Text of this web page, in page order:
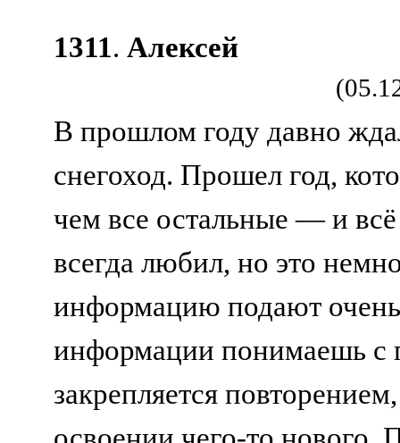
1311. Алексей
В прошлом году давно
снегоход. Прошел год,
чем все остальные — и
всегда любил, но это
информацию подают
информации понимаешь с
закрепляется